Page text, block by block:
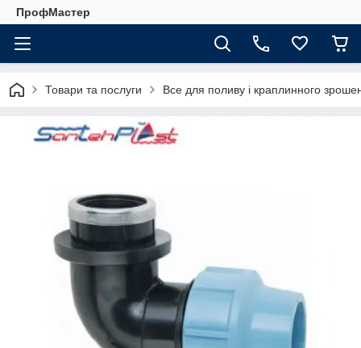
ПрофМастер
Товари та послуги Все для поливу і краплинного